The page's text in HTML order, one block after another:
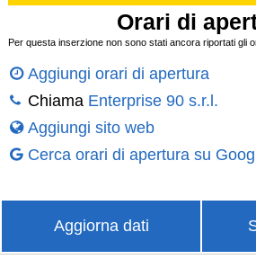
Orari di
Per questa inserzione non sono stati ancora riportati gli
Aggiungi orari di apertura
Chiama Enterprise 90 s.r.l.
Aggiungi sito web
Cerca orari di apertura su
Aggiorna dati